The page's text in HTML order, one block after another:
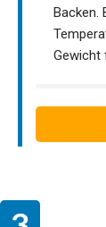
Backen.
Gewicht